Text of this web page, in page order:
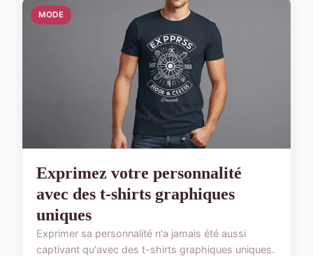
MODE
Exprimez votre personnalité
avec des t-shirts graphiques
uniques
Exprimer sa personnalité n'a jamais été aussi
captivant qu'avec des t-shirts graphiques uniques.